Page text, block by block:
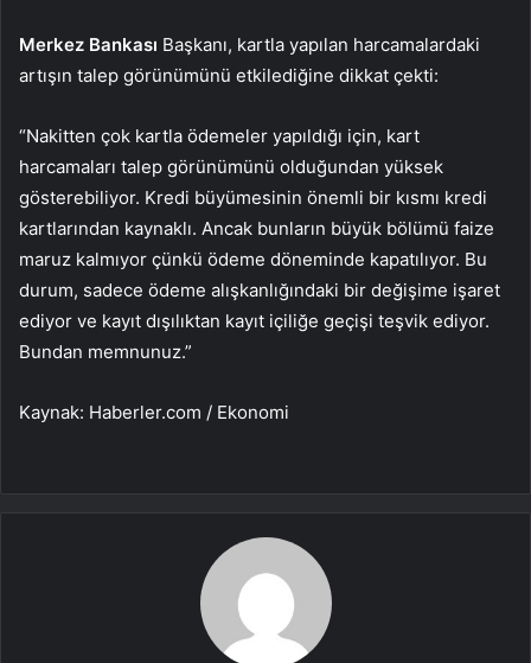
Merkez Bankası Başkanı, kartla yapılan harcamalardaki
artışın talep görünümünü etkilediğine dikkat çekti:
“Nakitten çok kartla ödemeler yapıldığı için, kart
harcamaları talep görünümünü olduğundan yüksek
gösterebiliyor. Kredi büyümesinin önemli bir kısmı kredi
kartlarından kaynaklı. Ancak bunların büyük bölümü faize
maruz kalmıyor çünkü ödeme döneminde kapatılıyor. Bu
durum, sadece ödeme alışkanlığındaki bir değişime işaret
ediyor ve kayıt dışılıktan kayıt içiliğe geçişi teşvik ediyor.
Bundan memnunuz.”
Kaynak: Haberler.com / Ekonomi